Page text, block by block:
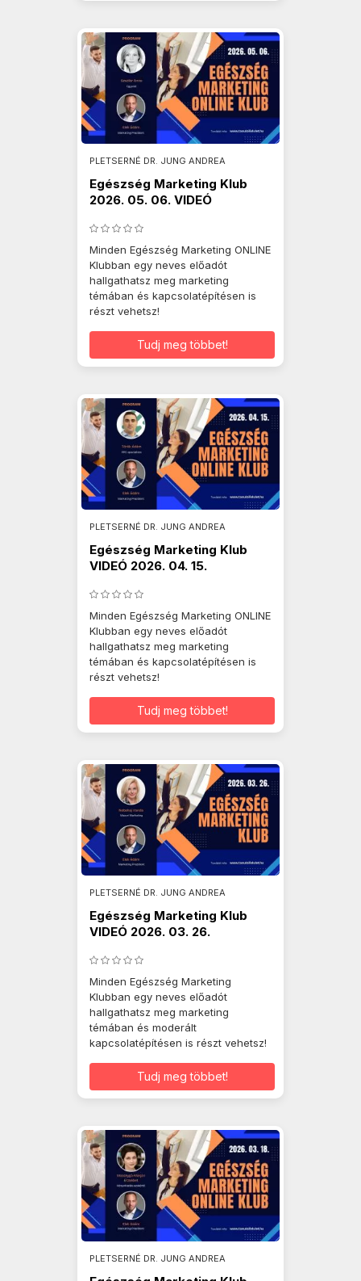
PLETSERNÉ DR. JUNG ANDREA
Egészség Marketing Klub
2026. 05. 06. VIDEÓ
Minden Egészség Marketing ONLINE
Klubban egy neves előadót
hallgathatsz meg marketing
témában és kapcsolatépítésen is
részt vehetsz!
Tudj meg többet!
PLETSERNÉ DR. JUNG ANDREA
Egészség Marketing Klub
VIDEÓ 2026. 04. 15.
Minden Egészség Marketing ONLINE
Klubban egy neves előadót
hallgathatsz meg marketing
témában és kapcsolatépítésen is
részt vehetsz!
Tudj meg többet!
PLETSERNÉ DR. JUNG ANDREA
Egészség Marketing Klub
VIDEÓ 2026. 03. 26.
Minden Egészség Marketing
Klubban egy neves előadót
hallgathatsz meg marketing
témában és moderált
kapcsolatépítésen is részt vehetsz!
Tudj meg többet!
PLETSERNÉ DR. JUNG ANDREA